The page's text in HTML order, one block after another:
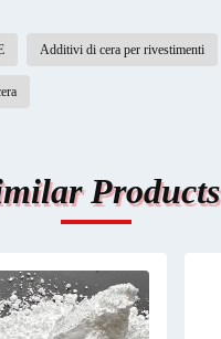
Additivi di cera per rivestimenti
Products